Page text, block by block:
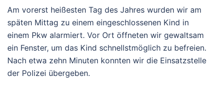
Am vorerst heißesten Tag des Jahres wurden wir am
späten Mittag zu einem eingeschlossenen Kind in
einem Pkw alarmiert. Vor Ort öffneten wir gewaltsam
ein Fenster, um das Kind schnellstmöglich zu befreien.
Nach etwa zehn Minuten konnten wir die Einsatzstelle
der Polizei übergeben.